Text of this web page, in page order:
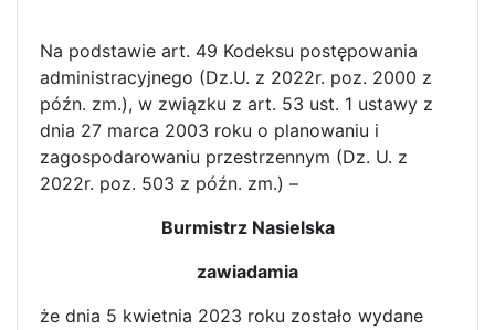
Na podstawie art. 49 Kodeksu postępowania
administracyjnego (Dz.U. z 2022r. poz. 2000 z
późn. zm.), w związku z art. 53 ust. 1 ustawy z
dnia 27 marca 2003 roku o planowaniu i
zagospodarowaniu przestrzennym (Dz. U. z
2022r. poz. 503 z późn. zm.) –
Burmistrz Nasielska
zawiadamia
że dnia 5 kwietnia 2023 roku zostało wydane